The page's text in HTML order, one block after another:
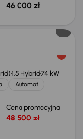
46 000 zł
1.5 Hybrid74 kW
Automat
Cena promocyjna
48 500 zł